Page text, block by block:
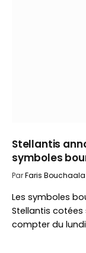
Stellantis
symboles
ParFaris Bouchaala
Les symboles
Stellantis cotées
compter du lundi